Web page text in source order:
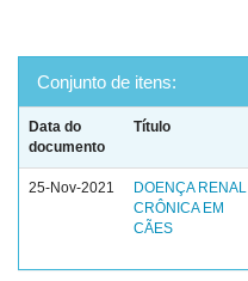
Conjunto de itens:
Data do
documento
Título
25-Nov-2021
DOENÇA RENAL
CRÔNICA EM
CÃES